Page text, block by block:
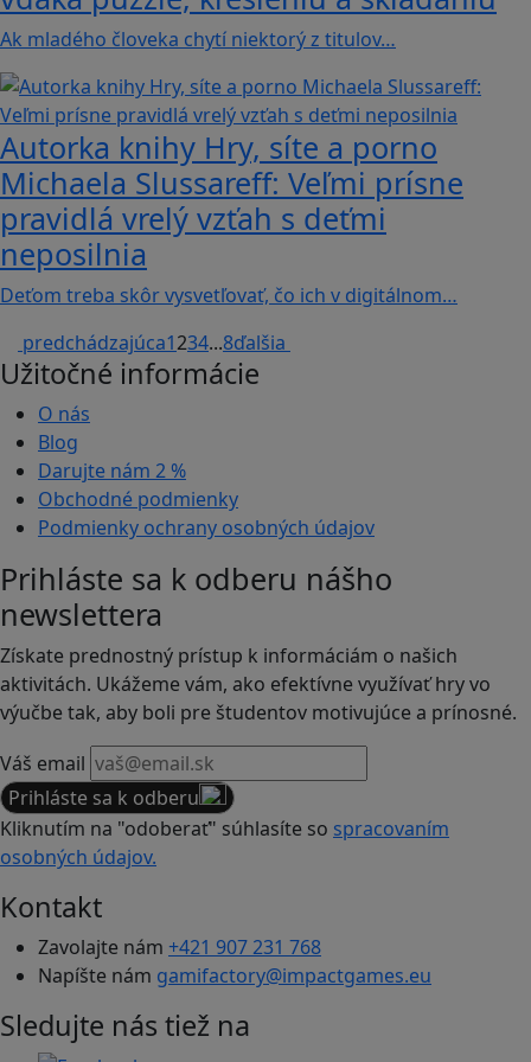
Ak mladého človeka chytí niektorý z titulov…
Autorka knihy Hry, síte a porno
Michaela Slussareff: Veľmi prísne
pravidlá vrelý vzťah s deťmi
neposilnia
Deťom treba skôr vysvetľovať, čo ich v digitálnom…
predchádzajúca1234...8ďalšia
Užitočné informácie
O nás
Blog
Darujte nám 2 %
Obchodné podmienky
Podmienky ochrany osobných údajov
Prihláste sa k odberu nášho
newslettera
Získate prednostný prístup k informáciám o našich
aktivitách. Ukážeme vám, ako efektívne využívať hry vo
výučbe tak, aby boli pre študentov motivujúce a prínosné.
Váš email
Prihláste sa k odberu
Kliknutím na "odoberať" súhlasíte so spracovaním
osobných údajov.
Kontakt
Zavolajte nám +421 907 231 768
Napíšte nám gamifactory@impactgames.eu
Sledujte nás tiež na